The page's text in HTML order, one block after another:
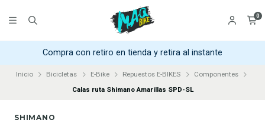
0
Compra con retiro en tienda y retira al instante
Inicio Bicicletas E-Bike Repuestos E-BIKES
Componentes
Calas ruta Shimano Amarillas SPD-SL
SHIMANO